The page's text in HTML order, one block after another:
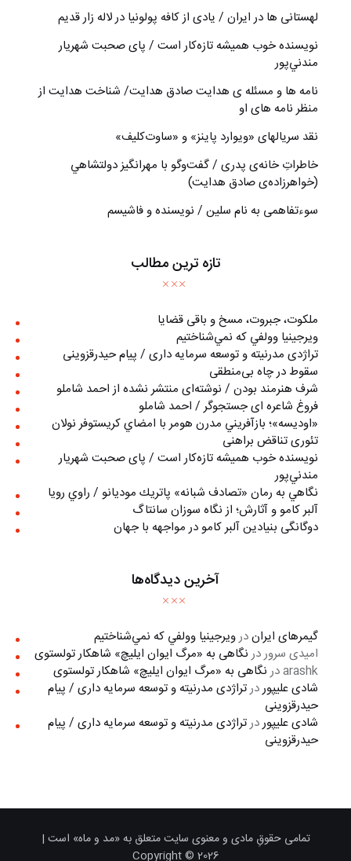
لهستانی ها در ایران / یادی از کافه پولونیا در لاله زار قدیم
نويسنده خوب هميشه تازه‌كار است / پای صحبت شهريار
مندني‌پور
نامه ها و مسئله ی هدایت صادق هدایت/ شناخت هدایت از
منظر نامه های او
نقد سریالهای «ویوارد پاینز» و «ساوت‌کلیف»
خاطراتِ خانه‌ی پدری / گفت‌وگو با مهرانگيز دولتشاهي
(خواهرزاده‌ی صادق هدايت)
سوءتفاهمی به نام سلین / نویسنده و فاشیسم
تازه ترین مطالب
ملکوت، جبروت، مسخ و باقی قضایا
ويرجينيا وولفي كه نمي‌شناختيم
تراژدی مدرنیته و توسعه سرمایه داری / پیام حیدرقزوینی
سقوط در چاه بی‌منطقی
شرف هنرمند بودن / نوشته‌ای منتشر نشده از احمد شاملو
فروغ شاعره ای جستجوگر / احمد شاملو
«اوديسه»؛ بازآفريني مدرن هومر با امضاي كريستوفر نولان
تئوری تناقض براهنی
نويسنده خوب هميشه تازه‌كار است / پای صحبت شهريار
مندني‌پور
نگاهي به رمان «تصادف شبانه» پاتريك موديانو / راوي رويا
آلبر کامو و آثارش؛ از نگاه سوزان سانتاگ
دوگانگی بنیادین آلبر کامو در مواجهه با جهان
آخرین دیدگاه‌ها
گیمرهای ایراندرويرجينيا وولفي كه نمي‌شناختيم
امیدی سروردر نگاهی به «مرگ ايوان ايليچ» شاهکار تولستوی
arashkدر نگاهی به «مرگ ايوان ايليچ» شاهکار تولستوی
شادی علیپوردرتراژدی مدرنیته و توسعه سرمایه داری / پیام
حیدرقزوینی
شادی علیپوردرتراژدی مدرنیته و توسعه سرمایه داری / پیام
حیدرقزوینی
تمامی حقوقِ مادی و معنوی سایت متعلق به «مد و ماه» است |
Copyright © 2026